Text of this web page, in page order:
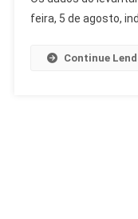
feira, 5 de agosto,
Continue